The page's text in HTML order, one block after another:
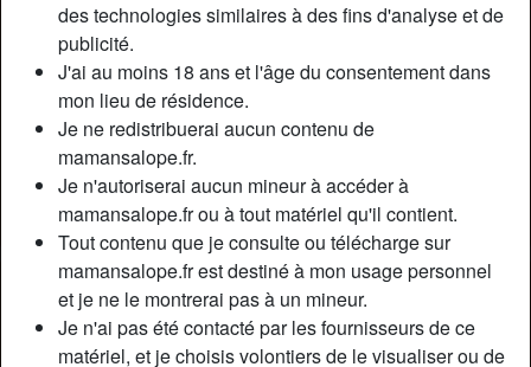
des technologies similaires à des fins d'analyse et de
publicité.
J'ai au moins 18 ans et l'âge du consentement dans
mon lieu de résidence.
Je ne redistribuerai aucun contenu de
mamansalope.fr.
Je n'autoriserai aucun mineur à accéder à
mamansalope.fr ou à tout matériel qu'il contient.
Tout contenu que je consulte ou télécharge sur
mamansalope.fr est destiné à mon usage personnel
et je ne le montrerai pas à un mineur.
Je n'ai pas été contacté par les fournisseurs de ce
matériel, et je choisis volontiers de le visualiser ou de
Sexe:
Femme
Sexualité:
Relation:
Couleur des cheveux:
Blonde
Couleur des yeux:
Épilé(e):
Oui
Fumeur(euse):
Non
Description
Bonsoir à tous, je m’appelle Coralie, je me considère
aujourd’hui comme une femme mure, ma jeunesse est